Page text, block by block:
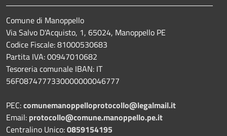
Comune di Manoppello
Via Salvo D'Acquisto, 1, 65024, Manoppello PE
Codice Fiscale: 81000530683
Partita IVA: 00947010682
Tesoreria comunale IBAN: IT
56F0874777330000000046777
PEC:comunemanoppelloprotocollo@legalmail.it
Email: protocollo@comune.manoppello.pe.it
Centralino Unico:0859154195